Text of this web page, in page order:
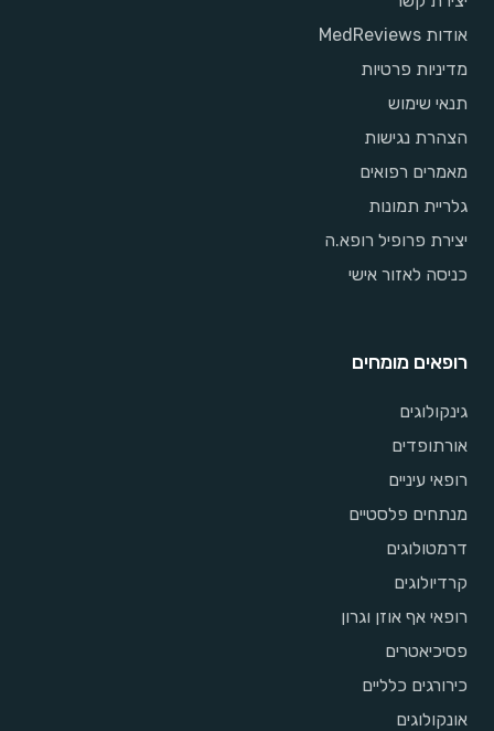
אודות MedReviews
מדיניות פרטיות
תנאי שימוש
הצהרת נגישות
מאמרים רפואים
גלריית תמונות
יצירת פרופיל רופא.ה
כניסה לאזור אישי
רופאים מומחים
גינקולוגים
אורתופדים
רופאי עיניים
מנתחים פלסטיים
דרמטולוגים
קרדיולוגים
רופאי אף אוזן וגרון
פסיכיאטרים
כירורגים כלליים
אונקולוגים